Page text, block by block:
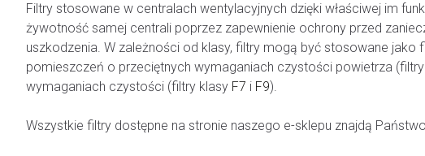
Filtry stosowane w centralach wentylacyjnych dzięki właściwej im
żywotność samej centrali poprzez zapewnienie ochrony przed
uszkodzenia. W zależności od klasy, filtry mogą być stosowane jako
pomieszczeń o przeciętnych wymaganiach czystości powietrza
wymaganiach czystości (filtry klasy F7 i F9).
Wszystkie filtry dostępne na stronie naszego e-sklepu znajdą Państwo